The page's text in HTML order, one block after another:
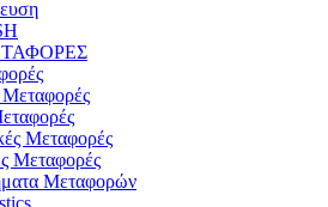
Μεταφορές
Μεταφορές
Μεταφορές
Μεταφορών